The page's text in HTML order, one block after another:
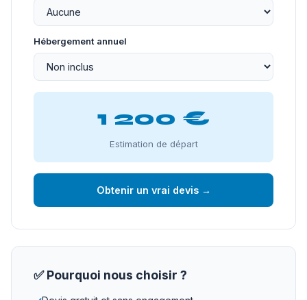
Hébergement annuel
1 200 €
Estimation de départ
Obtenir un vrai devis →
✅ Pourquoi nous choisir ?